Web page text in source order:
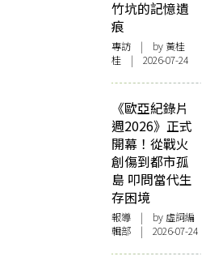
竹坑的記憶遺
痕
專訪 | by 黃桂
桂 | 2026-07-24
《歐亞紀錄片
週2026》正式
開幕！從戰火
創傷到都市孤
島 叩問當代生
存困境
報導 | by 虛詞編
輯部 | 2026-07-24